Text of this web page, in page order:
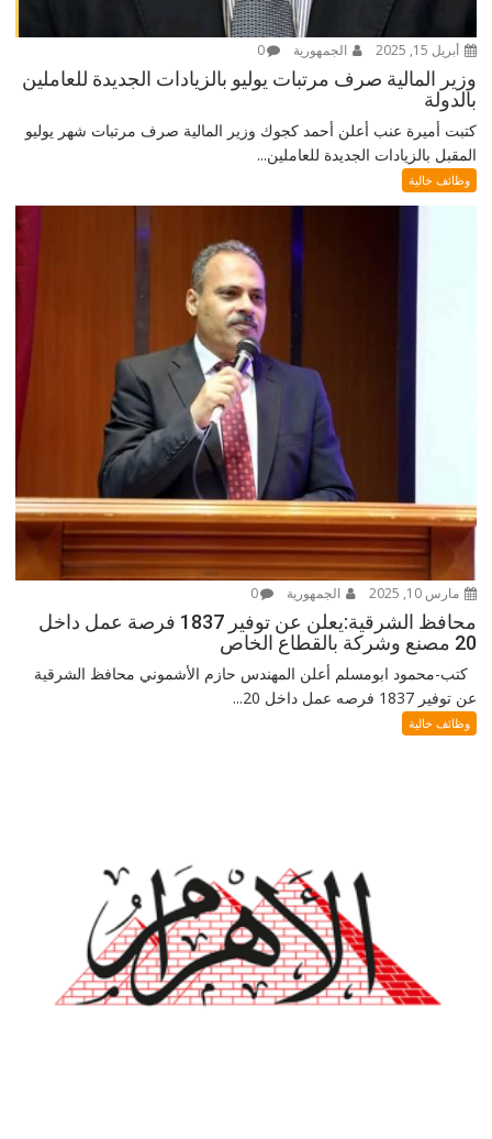
أبريل 15, 2025 الجمهورية 0
وزير المالية صرف مرتبات يوليو بالزيادات الجديدة للعاملين
بالدولة
كتبت أميرة عنب أعلن أحمد كجوك وزير المالية صرف مرتبات شهر يوليو
المقبل بالزيادات الجديدة للعاملين...
وظائف خالية
مارس 10, 2025 الجمهورية 0
محافظ الشرقية:يعلن عن توفير 1837 فرصة عمل داخل
20 مصنع وشركة بالقطاع الخاص
كتب-محمود ابومسلم أعلن المهندس حازم الأشموني محافظ الشرقية
عن توفير 1837 فرصه عمل داخل 20...
وظائف خالية